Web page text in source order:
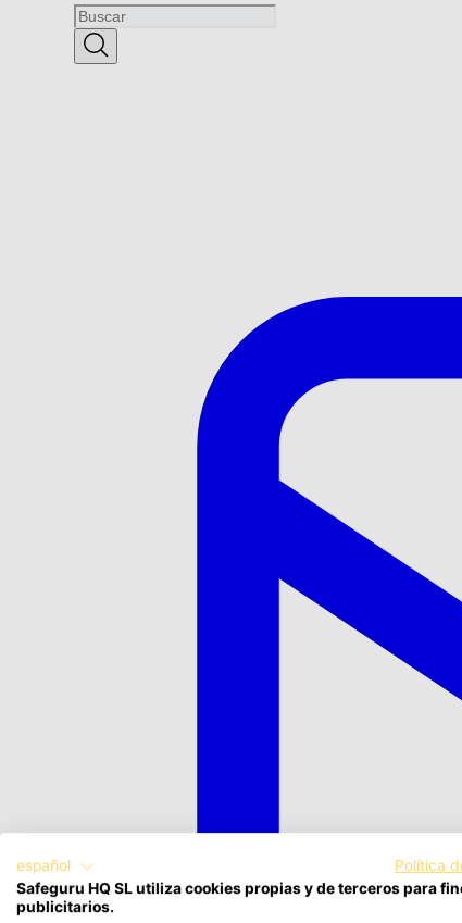
español
Política
Safeguru HQ SL utiliza cookies propias y de terceros para
publicitarios.